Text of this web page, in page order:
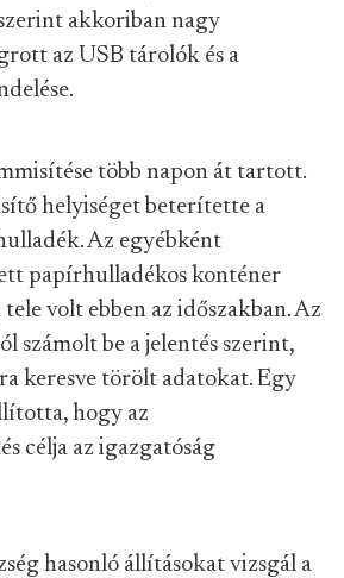
akkoriban nagy
az USB tárolók és a
több napon át tartott.
helyiséget beterítette a
Az egyébként
papírhulladékos konténer
volt ebben az időszakban. Az
számolt be a jelentés szerint,
keresve törölt adatokat. Egy
hogy az
célja az igazgatóság
hasonló állításokat vizsgál a